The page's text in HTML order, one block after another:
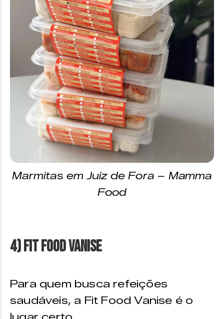
Marmitas em Juiz de Fora – Mamma
Food
4) Fit Food Vanise
Para quem busca refeições
saudáveis, a Fit Food Vanise é o